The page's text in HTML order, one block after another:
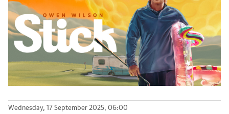
Wednesday, 17 September 2025, 06:00